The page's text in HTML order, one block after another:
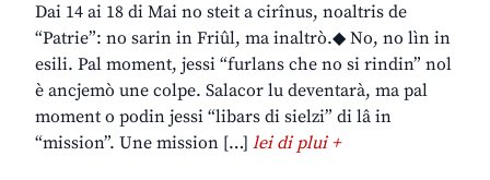
Dai 14 ai 18 di Mai no steit a cirînus, noaltris de
“Patrie”: no sarin in Friûl, ma inaltrò.◆ No, no lìn in
esili. Pal moment, jessi “furlans che no si rindin” nol
è ancjemò une colpe. Salacor lu deventarà, ma pal
moment o podin jessi “libars di sielzi” di lâ in
“mission”. Une mission […] lei di plui +